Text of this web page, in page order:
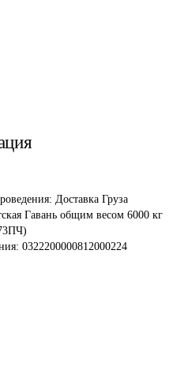
Доставка Груза
Гавань общим весом 6000 кг
0322200000812000224